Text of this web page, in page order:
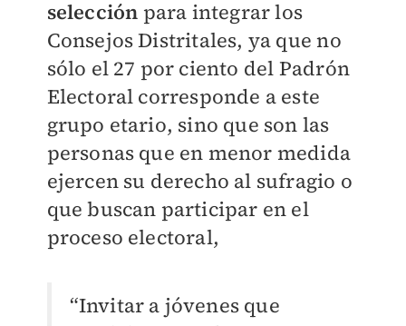
selección para integrar los
Consejos Distritales, ya que no
sólo el 27 por ciento del Padrón
Electoral corresponde a este
grupo etario, sino que son las
personas que en menor medida
ejercen su derecho al sufragio o
que buscan participar en el
proceso electoral,
“Invitar a jóvenes que